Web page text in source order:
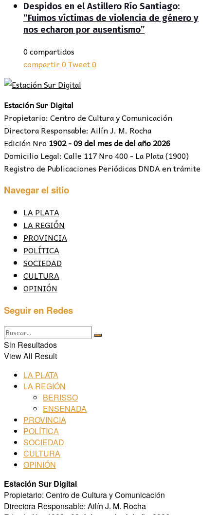
Despidos en el Astillero Río Santiago:
“Fuimos víctimas de violencia de género y
nos echaron por ausentismo”
0 compartidos
compartir0Tweet0
Estación Sur Digital
Propietario: Centro de Cultura y Comunicación
Directora Responsable: Ailín J. M. Rocha
Edición Nro 1902 - 09 del mes de del año 2026
Domicilio Legal: Calle 117 Nro 400 - La Plata (1900)
Registro de Publicaciones Periódicas DNDA en trámite
Navegar el sitio
LA PLATA
LA REGIÓN
PROVINCIA
POLÍTICA
SOCIEDAD
CULTURA
OPINIÓN
Seguir en Redes
Sin Resultados
View All Result
LA PLATA
LA REGIÓN
BERISSO
ENSENADA
PROVINCIA
POLÍTICA
SOCIEDAD
CULTURA
OPINIÓN
Estación Sur Digital
Propietario: Centro de Cultura y Comunicación
Directora Responsable: Ailín J. M. Rocha